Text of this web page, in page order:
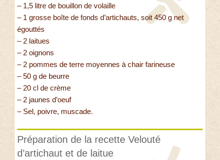
– 1,5 litre de bouillon de volaille
– 1 grosse boîte de fonds d’artichauts, soit 450 g net
égouttés
– 2 laitues
– 2 oignons
– 2 pommes de terre moyennes à chair farineuse
– 50 g de beurre
– 20 cl de crème
– 2 jaunes d’oeuf
– Sel, poivre, muscade.
Préparation de la recette Velouté
d’artichaut et de laitue